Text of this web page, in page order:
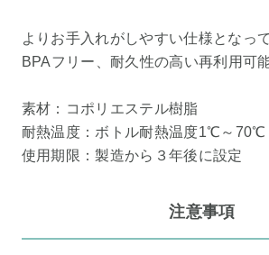
よりお手入れがしやすい仕様となっ
BPAフリー、耐久性の高い再利用可
素材：コポリエステル樹脂
耐熱温度：ボトル耐熱温度1℃～70℃
使用期限：製造から３年後に設定
注意事項